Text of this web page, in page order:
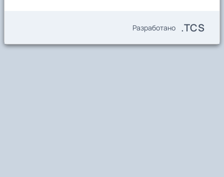
Разработано .TCS